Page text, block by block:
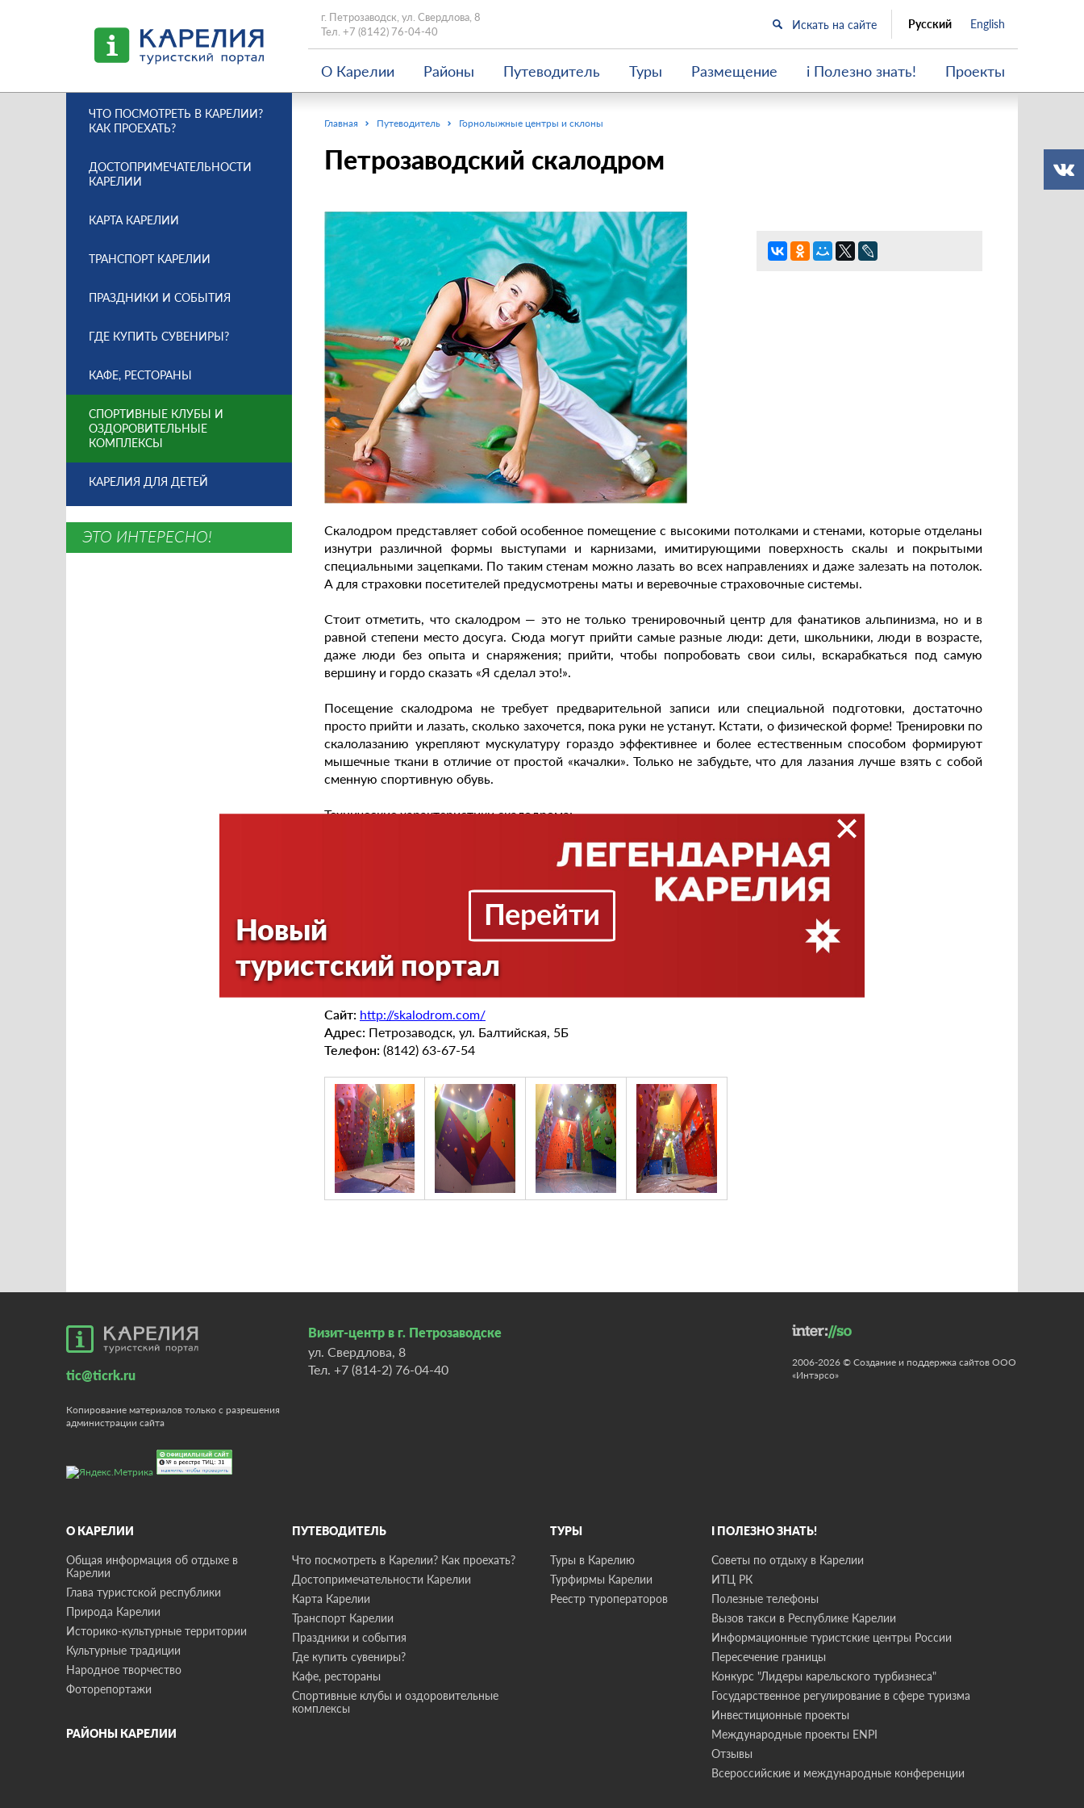
г. Петрозаводск, ул. Свердлова, 8
Тел. +7 (8142) 76-04-40
Русский English
О Карелии Районы Путеводитель Туры Размещение i Полезно знать! Проекты
Главная Путеводитель Горнолыжные центры и склоны
Петрозаводский скалодром
Скалодром представляет собой особенное помещение с высокими потолками и стенами, которые отделаны
изнутри различной формы выступами и карнизами, имитирующими поверхность скалы и покрытыми
специальными зацепками. По таким стенам можно лазать во всех направлениях и даже залезать на потолок.
А для страховки посетителей предусмотрены маты и веревочные страховочные системы.
Стоит отметить, что скалодром — это не только тренировочный центр для фанатиков альпинизма, но и в
равной степени место досуга. Сюда могут прийти самые разные люди: дети, школьники, люди в возрасте,
даже люди без опыта и снаряжения; прийти, чтобы попробовать свои силы, вскарабкаться под самую
вершину и гордо сказать «Я сделал это!».
Посещение скалодрома не требует предварительной записи или специальной подготовки, достаточно
просто прийти и лазать, сколько захочется, пока руки не устанут. Кстати, о физической форме! Тренировки по
скалолазанию укрепляют мускулатуру гораздо эффективнее и более естественным способом формируют
мышечные ткани в отличие от простой «качалки». Только не забудьте, что для лазания лучше взять с собой
сменную спортивную обувь.
Технические характеристики скалодрома:
зал для скалолазания площадью 75 кв. м;
площадь рельефа около 200 кв. м;
2 раздевалки;
туалет.
Сайт: http://skalodrom.com/
Адрес: Петрозаводск, ул. Балтийская, 5Б
Телефон: (8142) 63-67-54
ЧТО ПОСМОТРЕТЬ В КАРЕЛИИ?
КАК ПРОЕХАТЬ?
ДОСТОПРИМЕЧАТЕЛЬНОСТИ
КАРЕЛИИ
КАРТА КАРЕЛИИ
ТРАНСПОРТ КАРЕЛИИ
ПРАЗДНИКИ И СОБЫТИЯ
ГДЕ КУПИТЬ СУВЕНИРЫ?
КАФЕ, РЕСТОРАНЫ
СПОРТИВНЫЕ КЛУБЫ И
ОЗДОРОВИТЕЛЬНЫЕ
КОМПЛЕКСЫ
КАРЕЛИЯ ДЛЯ ДЕТЕЙ
ЭТО ИНТЕРЕСНО!
tic@ticrk.ru
Копирование материалов только с разрешения
администрации сайта
Визит-центр в г. Петрозаводске
ул. Свердлова, 8
Тел. +7 (814-2) 76-04-40
2006-2026 © Создание и поддержка сайтов ООО
«Интэрсо»
О КАРЕЛИИ
Общая информация об отдыхе в
Карелии
Глава туристской республики
Природа Карелии
Историко-культурные территории
Культурные традиции
Народное творчество
Фоторепортажи
РАЙОНЫ КАРЕЛИИ
ПУТЕВОДИТЕЛЬ
Что посмотреть в Карелии? Как проехать?
Достопримечательности Карелии
Карта Карелии
Транспорт Карелии
Праздники и события
Где купить сувениры?
Кафе, рестораны
Спортивные клубы и оздоровительные
комплексы
ТУРЫ
Туры в Карелию
Турфирмы Карелии
Реестр туроператоров
I ПОЛЕЗНО ЗНАТЬ!
Советы по отдыху в Карелии
ИТЦ РК
Полезные телефоны
Вызов такси в Республике Карелии
Информационные туристские центры России
Пересечение границы
Конкурс "Лидеры карельского турбизнеса"
Государственное регулирование в сфере туризма
Инвестиционные проекты
Международные проекты ENPI
Отзывы
Всероссийские и международные конференции
Новый
туристский портал
Перейти